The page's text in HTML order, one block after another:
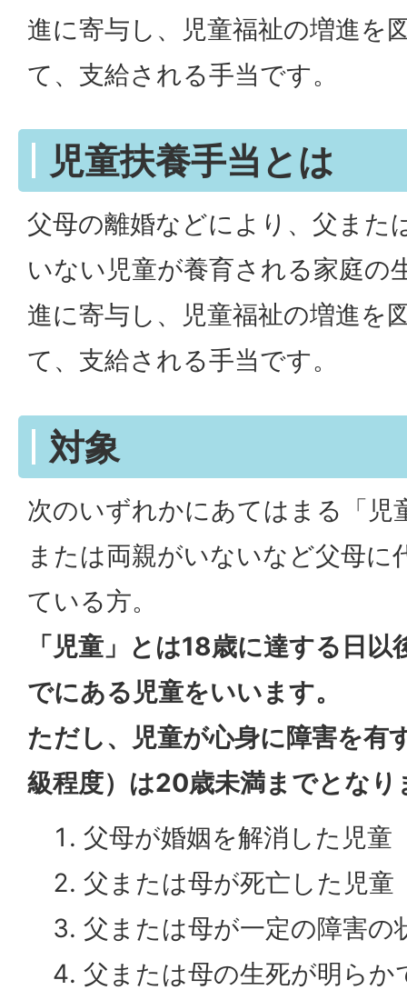
進に寄与し、児童福祉の増進を
て、支給される手当です。
児童扶養手当とは
父母の離婚などにより、父また
いない児童が養育される家庭の
進に寄与し、児童福祉の増進を
て、支給される手当です。
対象
次のいずれかにあてはまる「児
または両親がいないなど父母に
ている方。
「児童」とは18歳に達する日
でにある児童をいいます。
ただし、児童が心身に障害を有
級程度）は20歳未満までとなり
父母が婚姻を解消した児童
父または母が死亡した児童
父または母が一定の障害の
父または母の生死が明らか